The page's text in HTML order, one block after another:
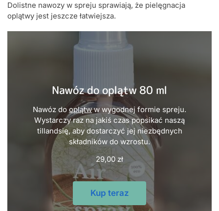
Dolistne nawozy w spreju sprawiają, że pielęgnacja
oplątwy jest jeszcze łatwiejsza.
Nawóz do oplątw 80 ml
Nawóz do oplątww wygodnej formie spreju.
Wystarczy raz na jakiś czas popsikać naszą
tillandsię, aby dostarczyć jej niezbędnych
składników do wzrostu.
29,00 zł
Kup teraz